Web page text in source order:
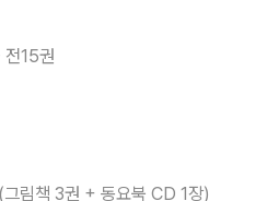
전15권
림책 3권 + 동요북 CD 1장)